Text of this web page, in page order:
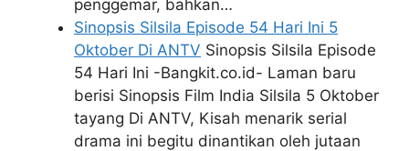
penggemar, bahkan…
Sinopsis Silsila Episode 54 Hari Ini 5
Oktober Di ANTV Sinopsis Silsila Episode
54 Hari Ini -Bangkit.co.id- Laman baru
berisi Sinopsis Film India Silsila 5 Oktober
tayang Di ANTV, Kisah menarik serial
drama ini begitu dinantikan oleh jutaan